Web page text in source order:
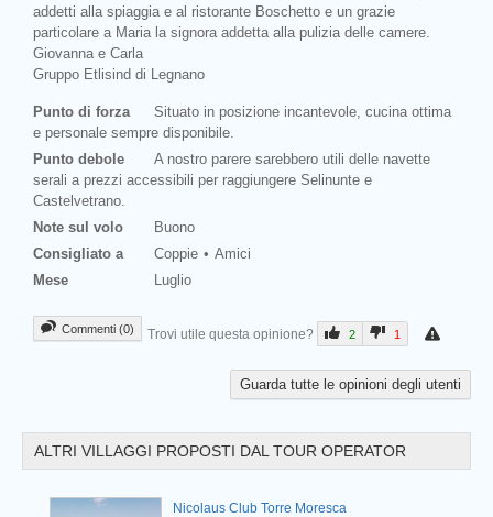
addetti alla spiaggia e al ristorante Boschetto e un grazie
particolare a Maria la signora addetta alla pulizia delle camere.
Giovanna e Carla
Gruppo Etlisind di Legnano
Punto di forza
Situato in posizione incantevole, cucina ottima
e personale sempre disponibile.
Punto debole
A nostro parere sarebbero utili delle navette
serali a prezzi accessibili per raggiungere Selinunte e
Castelvetrano.
Note sul volo
Buono
Consigliato a
Coppie
Amici
Mese
Luglio
Commenti (0) Trovi utile questa opinione? 2 1
Guarda tutte le opinioni degli utenti
ALTRI VILLAGGI PROPOSTI DAL TOUR OPERATOR
Nicolaus Club Torre Moresca